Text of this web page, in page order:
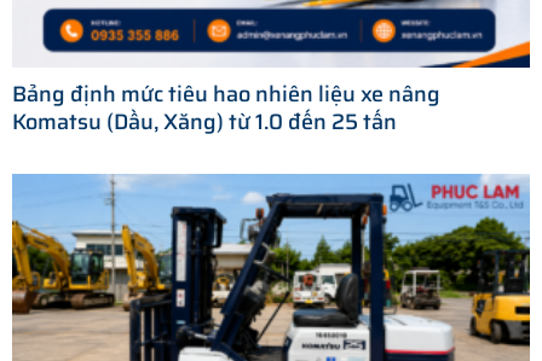
Bảng định mức tiêu hao nhiên liệu xe nâng
Komatsu (Dầu, Xăng) từ 1.0 đến 25 tấn